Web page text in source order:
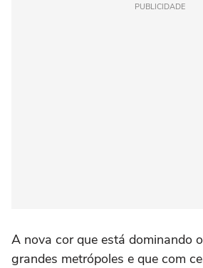
PUBLICIDADE
A nova cor que está dominando
grandes metrópoles e que com